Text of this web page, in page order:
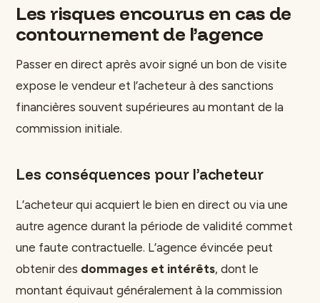
Les risques encourus en cas de
contournement de l’agence
Passer en direct après avoir signé un bon de visite
expose le vendeur et l’acheteur à des sanctions
financières souvent supérieures au montant de la
commission initiale.
Les conséquences pour l’acheteur
L’acheteur qui acquiert le bien en direct ou via une
autre agence durant la période de validité commet
une faute contractuelle. L’agence évincée peut
obtenir des dommages et intérêts, dont le
montant équivaut généralement à la commission